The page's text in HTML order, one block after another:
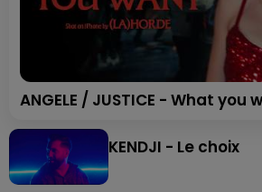
ANGELE / JUSTICE - What you
KENDJI - Le choix